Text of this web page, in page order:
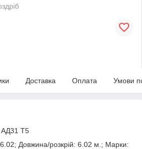
Доставка Оплата Умови
АД31 Т5
Довжина/розкрій: 6.02 м.; Марки: